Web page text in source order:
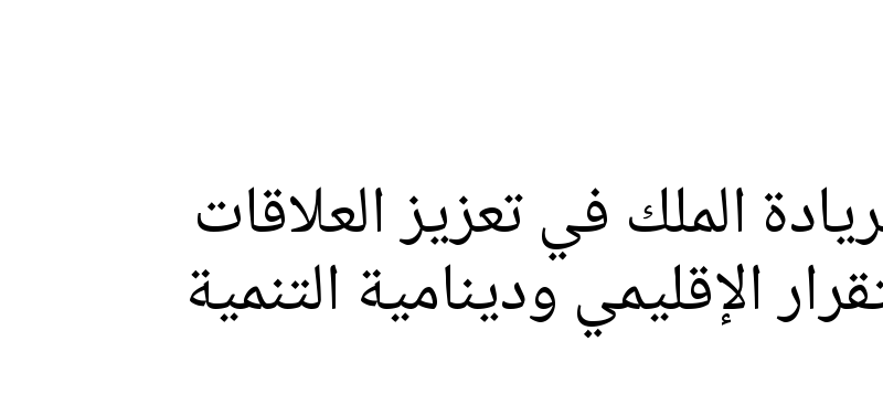
الملك في تعزيز العلاقات
الإقليمي ودينامية التنمية